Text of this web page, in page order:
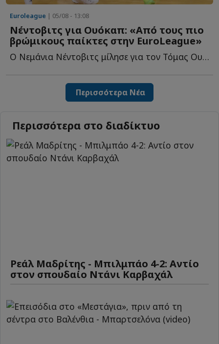
Euroleague | 05/08 - 13:08
Νέντοβιτς για Ουόκαπ: «Aπό τους πιο
βρώμικους παίκτες στην EuroLeague»
Ο Νεμάνια Νέντοβιτς μίλησε για τον Τόμας Ουόκαπ και θ...
Περισσότερα Νέα
Περισσότερα στο διαδίκτυο
Ρεάλ Μαδρίτης - Μπιλμπάο 4-2: Αντίο
στον σπουδαίο Ντάνι Καρβαχάλ